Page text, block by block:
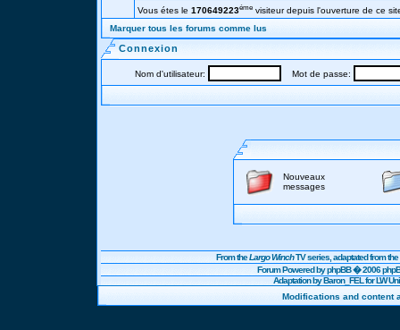
Vous étes le 170649223éme visiteur depuis l'ouverture de ce
Marquer tous les forums comme lus
Connexion
Nom d'utilisateur: Mot de passe:
Nouveaux
messages
From theLargo WinchTV series, adaptated from
Forum Powered byphpBB� 2006
Adaptation by Baron_FEL for LW
Modifications and content